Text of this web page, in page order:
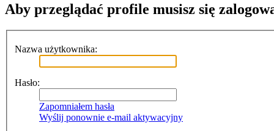
Aby przeglądać profile musisz się
Nazwa użytkownika:
Hasło:
Zapomniałem hasła
Wyślij ponownie e-mail aktywacyjny